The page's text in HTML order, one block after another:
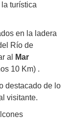
turística
en la ladera
Río de
al
Mar
10 Km) .
destacado de lo
visitante.